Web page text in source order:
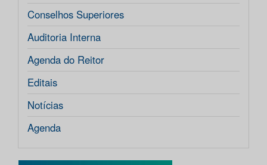
Conselhos Superiores
Auditoria Interna
Agenda do Reitor
Editais
Notícias
Agenda